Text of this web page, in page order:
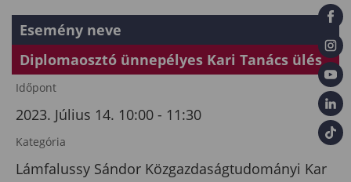
Esemény neve
Diplomaosztó ünnepélyes Kari Tanács ülés
Időpont
2023. Július 14. 10:00 - 11:30
Kategória
Lámfalussy Sándor Közgazdaságtudományi Kar